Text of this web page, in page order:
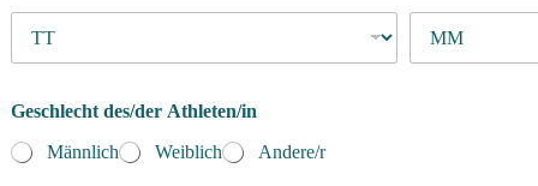
i
g
t
Geschlecht des/der Athleten/in
Männlich
Weiblich Andere/r